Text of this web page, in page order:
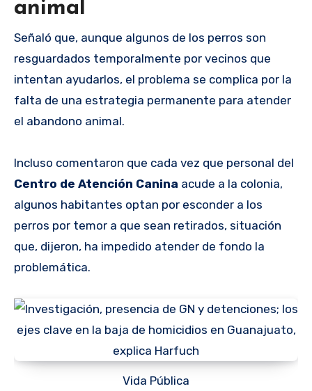
animal
Señaló que, aunque algunos de los perros son
resguardados temporalmente por vecinos que
intentan ayudarlos, el problema se complica por la
falta de una estrategia permanente para atender
el abandono animal.
Incluso comentaron que cada vez que personal del
Centro de Atención Canina acude a la colonia,
algunos habitantes optan por esconder a los
perros por temor a que sean retirados, situación
que, dijeron, ha impedido atender de fondo la
problemática.
Vida Pública